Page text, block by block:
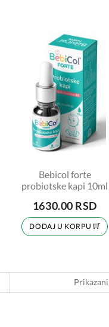
Bebicol forte
probiotske kapi 10ml
1630.00 RSD
DODAJ U KORPU
15